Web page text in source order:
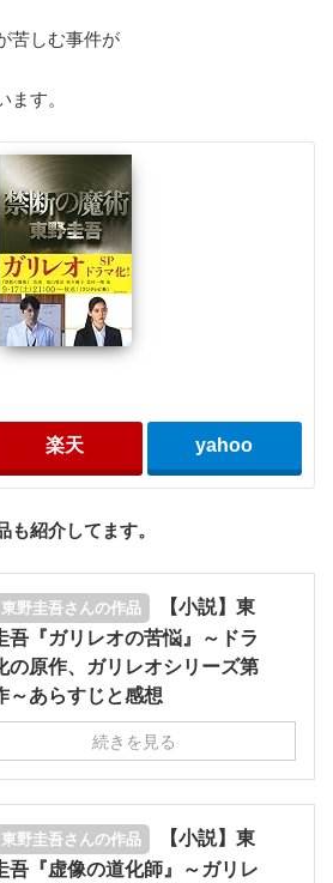
苦しむ事件が
す。
楽天 yahoo
紹介してます。
東野圭吾さんの作品
【小説】東
吾『ガリレオの苦悩』～ドラ
の原作、ガリレオシリーズ第
～あらすじと感想
続きを見る
東野圭吾さんの作品
【小説】東
吾『虚像の道化師』～ガリレ